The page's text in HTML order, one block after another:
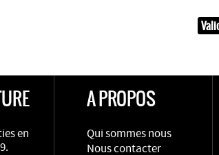
en
A PROPOS
Qui sommes nous
Nous contacter